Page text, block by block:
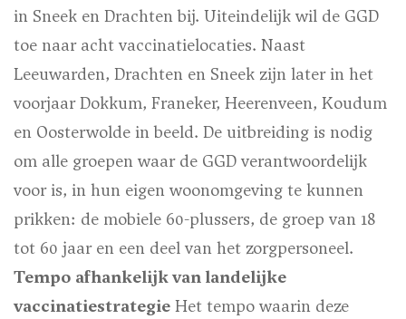
in Sneek en Drachten bij. Uiteindelijk wil de GGD
toe naar acht vaccinatielocaties. Naast
Leeuwarden, Drachten en Sneek zijn later in het
voorjaar Dokkum, Franeker, Heerenveen, Koudum
en Oosterwolde in beeld. De uitbreiding is nodig
om alle groepen waar de GGD verantwoordelijk
voor is, in hun eigen woonomgeving te kunnen
prikken: de mobiele 60-plussers, de groep van 18
tot 60 jaar en een deel van het zorgpersoneel.
Tempo afhankelijk van landelijke
vaccinatiestrategie Het tempo waarin deze